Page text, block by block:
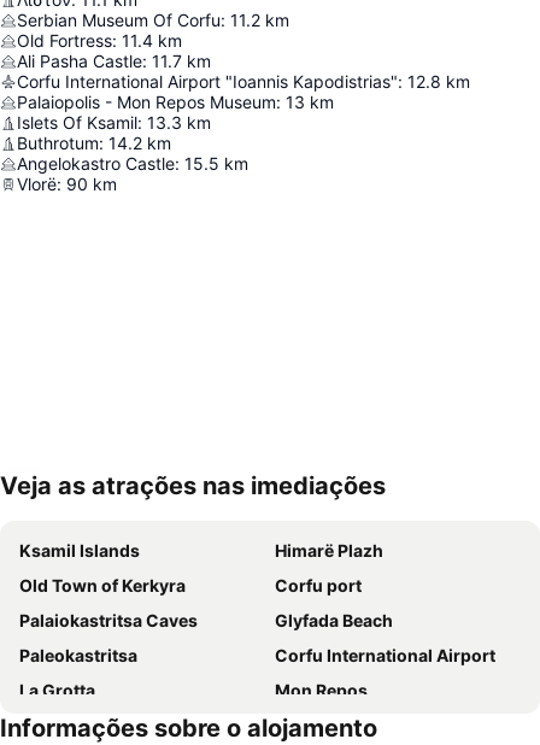
Serbian Museum Of Corfu: 11.2 km
Old Fortress: 11.4 km
Ali Pasha Castle: 11.7 km
Corfu International Airport "Ioannis Kapodistrias": 12.8 km
Palaiopolis - Mon Repos Museum: 13 km
Islets Of Ksamil: 13.3 km
Buthrotum: 14.2 km
Angelokastro Castle: 15.5 km
Vlorë: 90 km
Ampliar mapa
Veja as atrações nas imediações
Ksamil Islands
Himarë Plazh
Old Town of Kerkyra
Corfu port
Palaiokastritsa Caves
Glyfada Beach
Paleokastritsa
Corfu International Airport
La Grotta
Mon Repos
Dassia
Porto
Informações sobre o alojamento